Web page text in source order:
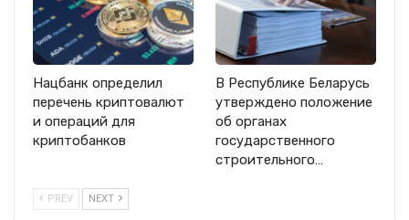
Нацбанк определил
перечень криптовалют
и операций для
криптобанков
В Республике Беларусь
утверждено положение
об органах
государственного
строительного…
PREV NEXT